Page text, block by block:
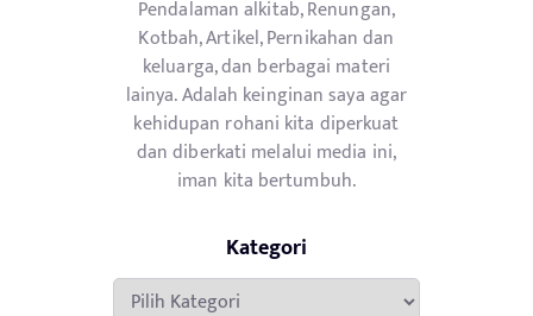
Pendalaman alkitab, Renungan,
Kotbah, Artikel, Pernikahan dan
keluarga, dan berbagai materi
lainya. Adalah keinginan saya agar
kehidupan rohani kita diperkuat
dan diberkati melalui media ini,
iman kita bertumbuh.
Kategori
Kategori